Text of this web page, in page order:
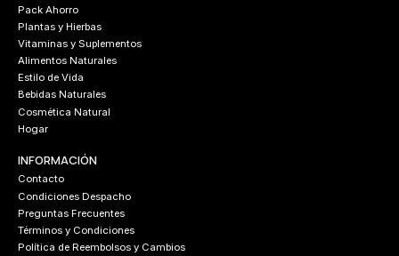
Pack Ahorro
Plantas y Hierbas
Vitaminas y Suplementos
Alimentos Naturales
Estilo de Vida
Bebidas Naturales
Cosmética Natural
Hogar
INFORMACIÓN
Contacto
Condiciones Despacho
Preguntas Frecuentes
Términos y Condiciones
Política de Reembolsos y Cambios